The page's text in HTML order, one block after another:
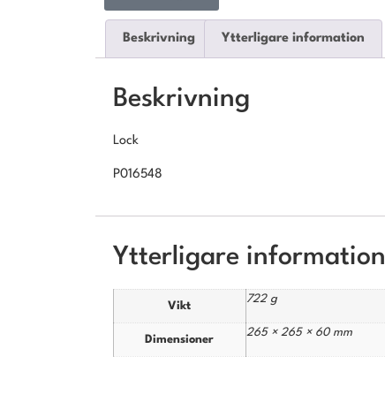
Beskrivning Ytterligare information
Beskrivning
Lock
P016548
Ytterligare information
Vikt
722 g
Dimensioner
265 × 265 × 60 mm